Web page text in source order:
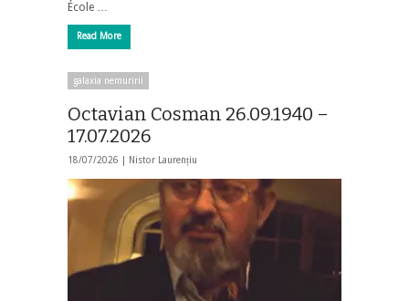
École …
Read More
galaxia nemuririi
Octavian Cosman 26.09.1940 –
17.07.2026
18/07/2026 | Nistor Laurențiu